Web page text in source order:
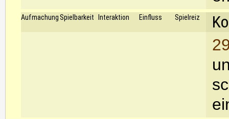
Aufmachung Spielbarkeit Interaktion Einfluss Spielreiz